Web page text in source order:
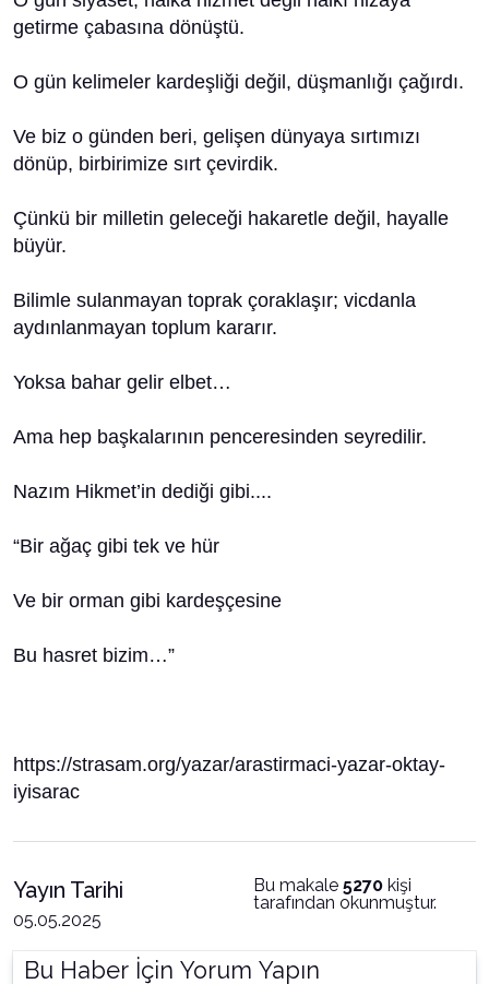
getirme çabasına dönüştü.
O gün kelimeler kardeşliği değil, düşmanlığı çağırdı.
Ve biz o günden beri, gelişen dünyaya sırtımızı
dönüp, birbirimize sırt çevirdik.
Çünkü bir milletin geleceği hakaretle değil, hayalle
büyür.
Bilimle sulanmayan toprak çoraklaşır; vicdanla
aydınlanmayan toplum kararır.
Yoksa bahar gelir elbet…
Ama hep başkalarının penceresinden seyredilir.
Nazım Hikmet’in dediği gibi....
“Bir ağaç gibi tek ve hür
Ve bir orman gibi kardeşçesine
Bu hasret bizim…”
https://strasam.org/yazar/arastirmaci-yazar-oktay-
iyisarac
Yayın Tarihi
05.05.2025
Bu makale 5270 kişi
tarafından okunmuştur.
Bu Haber İçin Yorum Yapın